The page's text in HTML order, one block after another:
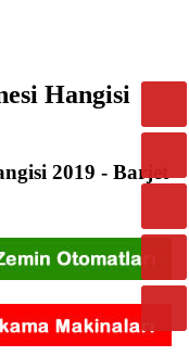
Hangisi
2019 - Barjet